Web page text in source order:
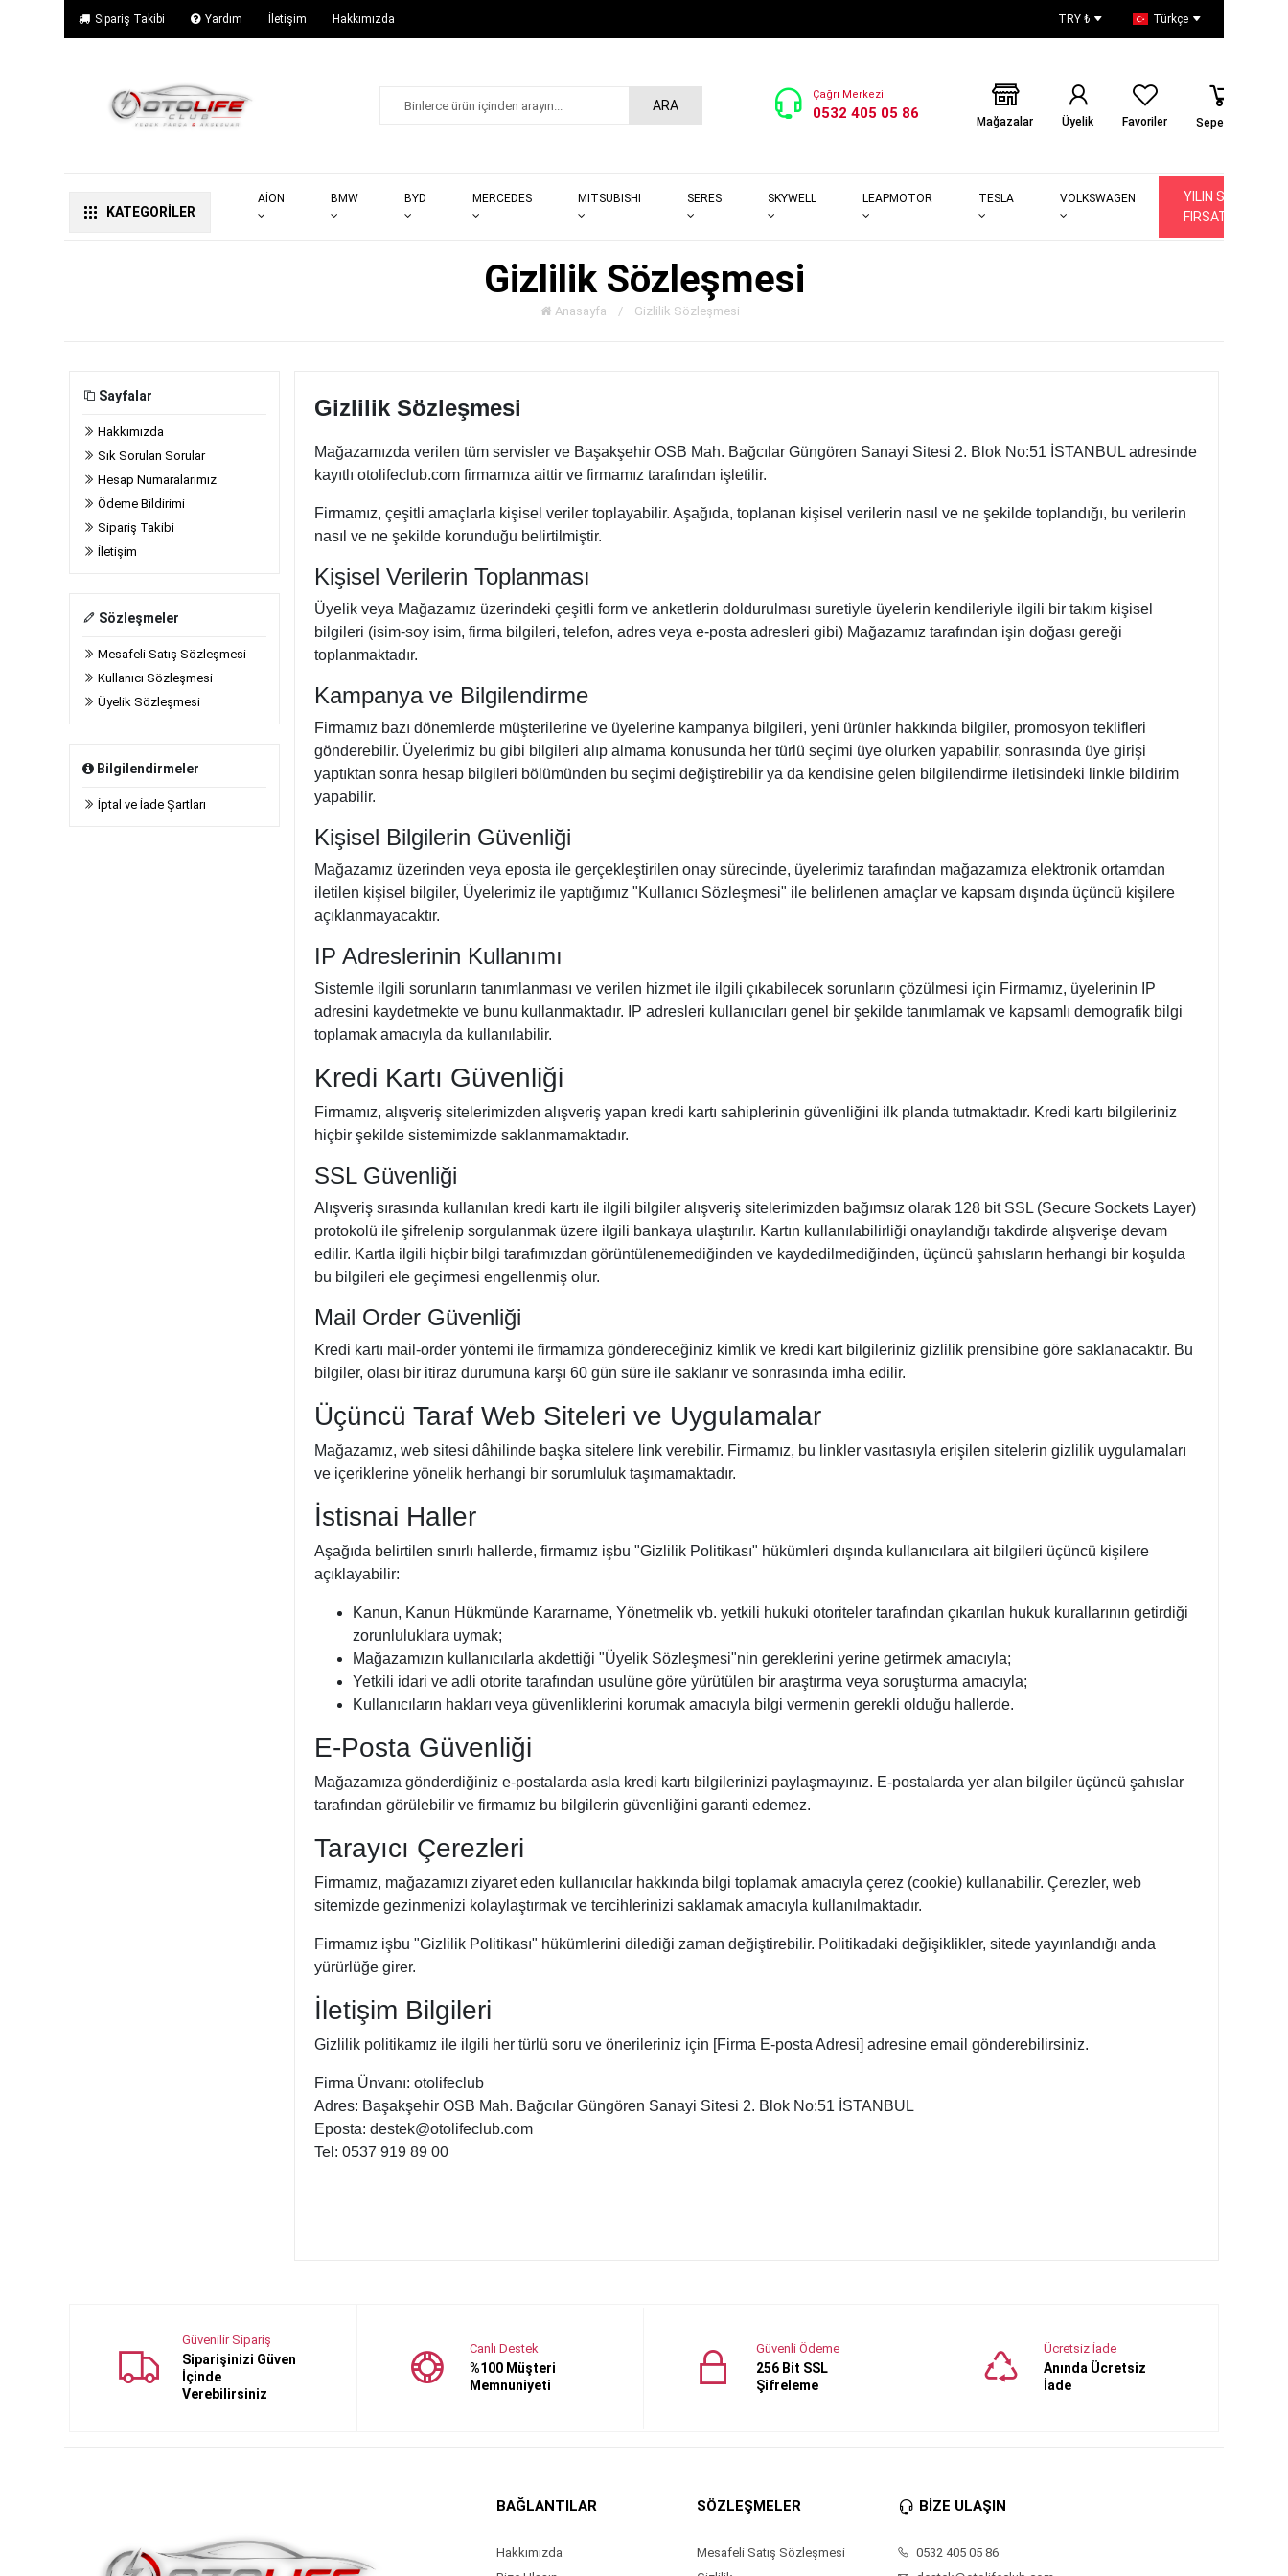
Sipariş Takibi Yardım İletişim Hakkımızda TRY ₺ Türkçe
ARA
Çağrı Merkezi
0532 405 05 86 Mağazalar Üyelik Favoriler Sepetiniz
KATEGORİLER
AİON BMW BYD MERCEDES MITSUBISHI SERES SKYWELL LEAPMOTOR TESLA VOLKSWAGEN
YILIN SON
FIRSATLARI
Gizlilik Sözleşmesi
Anasayfa / Gizlilik Sözleşmesi
Sayfalar
Hakkımızda
Sık Sorulan Sorular
Hesap Numaralarımız
Ödeme Bildirimi
Sipariş Takibi
İletişim
Sözleşmeler
Mesafeli Satış Sözleşmesi
Kullanıcı Sözleşmesi
Üyelik Sözleşmesi
Bilgilendirmeler
İptal ve İade Şartları
Gizlilik Sözleşmesi
Mağazamızda verilen tüm servisler ve Başakşehir OSB Mah. Bağcılar Güngören Sanayi Sitesi 2. Blok No:51 İSTANBUL adresinde
kayıtlı otolifeclub.com firmamıza aittir ve firmamız tarafından işletilir.
Firmamız, çeşitli amaçlarla kişisel veriler toplayabilir. Aşağıda, toplanan kişisel verilerin nasıl ve ne şekilde toplandığı, bu verilerin
nasıl ve ne şekilde korunduğu belirtilmiştir.
Kişisel Verilerin Toplanması
Üyelik veya Mağazamız üzerindeki çeşitli form ve anketlerin doldurulması suretiyle üyelerin kendileriyle ilgili bir takım kişisel
bilgileri (isim-soy isim, firma bilgileri, telefon, adres veya e-posta adresleri gibi) Mağazamız tarafından işin doğası gereği
toplanmaktadır.
Kampanya ve Bilgilendirme
Firmamız bazı dönemlerde müşterilerine ve üyelerine kampanya bilgileri, yeni ürünler hakkında bilgiler, promosyon teklifleri
gönderebilir. Üyelerimiz bu gibi bilgileri alıp almama konusunda her türlü seçimi üye olurken yapabilir, sonrasında üye girişi
yaptıktan sonra hesap bilgileri bölümünden bu seçimi değiştirebilir ya da kendisine gelen bilgilendirme iletisindeki linkle bildirim
yapabilir.
Kişisel Bilgilerin Güvenliği
Mağazamız üzerinden veya eposta ile gerçekleştirilen onay sürecinde, üyelerimiz tarafından mağazamıza elektronik ortamdan
iletilen kişisel bilgiler, Üyelerimiz ile yaptığımız "Kullanıcı Sözleşmesi" ile belirlenen amaçlar ve kapsam dışında üçüncü kişilere
açıklanmayacaktır.
IP Adreslerinin Kullanımı
Sistemle ilgili sorunların tanımlanması ve verilen hizmet ile ilgili çıkabilecek sorunların çözülmesi için Firmamız, üyelerinin IP
adresini kaydetmekte ve bunu kullanmaktadır. IP adresleri kullanıcıları genel bir şekilde tanımlamak ve kapsamlı demografik bilgi
toplamak amacıyla da kullanılabilir.
Kredi Kartı Güvenliği
Firmamız, alışveriş sitelerimizden alışveriş yapan kredi kartı sahiplerinin güvenliğini ilk planda tutmaktadır. Kredi kartı bilgileriniz
hiçbir şekilde sistemimizde saklanmamaktadır.
SSL Güvenliği
Alışveriş sırasında kullanılan kredi kartı ile ilgili bilgiler alışveriş sitelerimizden bağımsız olarak 128 bit SSL (Secure Sockets Layer)
protokolü ile şifrelenip sorgulanmak üzere ilgili bankaya ulaştırılır. Kartın kullanılabilirliği onaylandığı takdirde alışverişe devam
edilir. Kartla ilgili hiçbir bilgi tarafımızdan görüntülenemediğinden ve kaydedilmediğinden, üçüncü şahısların herhangi bir koşulda
bu bilgileri ele geçirmesi engellenmiş olur.
Mail Order Güvenliği
Kredi kartı mail-order yöntemi ile firmamıza göndereceğiniz kimlik ve kredi kart bilgileriniz gizlilik prensibine göre saklanacaktır. Bu
bilgiler, olası bir itiraz durumuna karşı 60 gün süre ile saklanır ve sonrasında imha edilir.
Üçüncü Taraf Web Siteleri ve Uygulamalar
Mağazamız, web sitesi dâhilinde başka sitelere link verebilir. Firmamız, bu linkler vasıtasıyla erişilen sitelerin gizlilik uygulamaları
ve içeriklerine yönelik herhangi bir sorumluluk taşımamaktadır.
İstisnai Haller
Aşağıda belirtilen sınırlı hallerde, firmamız işbu "Gizlilik Politikası" hükümleri dışında kullanıcılara ait bilgileri üçüncü kişilere
açıklayabilir:
Kanun, Kanun Hükmünde Kararname, Yönetmelik vb. yetkili hukuki otoriteler tarafından çıkarılan hukuk kurallarının getirdiği
zorunluluklara uymak;
Mağazamızın kullanıcılarla akdettiği "Üyelik Sözleşmesi"nin gereklerini yerine getirmek amacıyla;
Yetkili idari ve adli otorite tarafından usulüne göre yürütülen bir araştırma veya soruşturma amacıyla;
Kullanıcıların hakları veya güvenliklerini korumak amacıyla bilgi vermenin gerekli olduğu hallerde.
E-Posta Güvenliği
Mağazamıza gönderdiğiniz e-postalarda asla kredi kartı bilgilerinizi paylaşmayınız. E-postalarda yer alan bilgiler üçüncü şahıslar
tarafından görülebilir ve firmamız bu bilgilerin güvenliğini garanti edemez.
Tarayıcı Çerezleri
Firmamız, mağazamızı ziyaret eden kullanıcılar hakkında bilgi toplamak amacıyla çerez (cookie) kullanabilir. Çerezler, web
sitemizde gezinmenizi kolaylaştırmak ve tercihlerinizi saklamak amacıyla kullanılmaktadır.
Firmamız işbu "Gizlilik Politikası" hükümlerini dilediği zaman değiştirebilir. Politikadaki değişiklikler, sitede yayınlandığı anda
yürürlüğe girer.
İletişim Bilgileri
Gizlilik politikamız ile ilgili her türlü soru ve önerileriniz için [Firma E-posta Adresi] adresine email gönderebilirsiniz.
Firma Ünvanı: otolifeclub
Adres: Başakşehir OSB Mah. Bağcılar Güngören Sanayi Sitesi 2. Blok No:51 İSTANBUL
Eposta: destek@otolifeclub.com
Tel: 0537 919 89 00
Güvenilir Sipariş
Siparişinizi Güven
İçinde
Verebilirsiniz
Canlı Destek
%100 Müşteri
Memnuniyeti
Güvenli Ödeme
256 Bit SSL
Şifreleme
Ücretsiz İade
Anında Ücretsiz
İade
BAĞLANTILAR
Hakkımızda
SÖZLEŞMELER
Mesafeli Satış Sözleşmesi
BİZE ULAŞIN
0532 405 05 86